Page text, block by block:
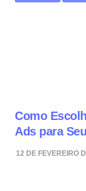
Como
Ads para
12 DE FEVEREIRO